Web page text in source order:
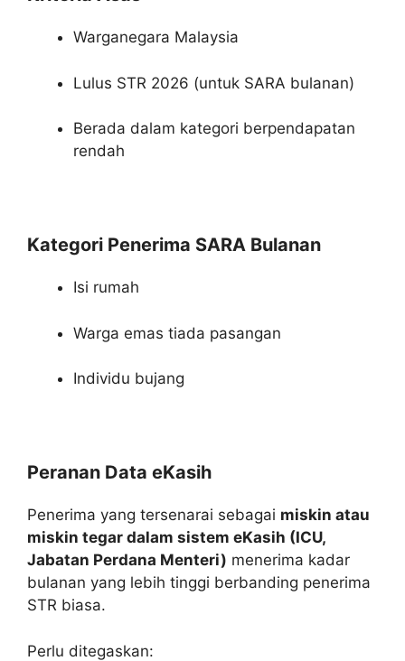
Warganegara Malaysia
Lulus STR 2026 (untuk SARA bulanan)
Berada dalam kategori berpendapatan
rendah
Kategori Penerima SARA Bulanan
Isi rumah
Warga emas tiada pasangan
Individu bujang
Peranan Data eKasih
Penerima yang tersenarai sebagai miskin atau
miskin tegar dalam sistem eKasih (ICU,
Jabatan Perdana Menteri) menerima kadar
bulanan yang lebih tinggi berbanding penerima
STR biasa.
Perlu ditegaskan: